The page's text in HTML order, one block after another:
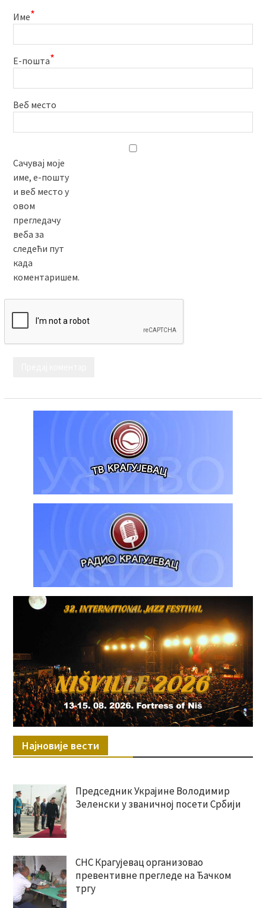
Име*
Е-пошта*
Веб место
Сачувај моје
име, е-пошту
и веб место у
овом
прегледачу
веба за
следећи пут
када
коментаришем.
Најновије вести
Председник Украјине Володимир
Зеленски у званичној посети Србији
СНС Крагујевац организовао
превентивне прегледе на Ђачком
тргу